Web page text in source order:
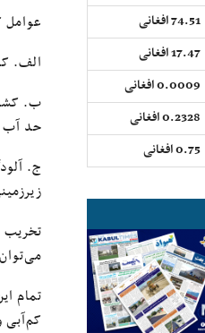
74.51 افغانی
17.47 افغانی
0.0009 افغانی
0.2328 افغانی
0.75 افغانی
عوامل
الف.
حد آب در
ج.
تخریب
تمام
کم‌آبی